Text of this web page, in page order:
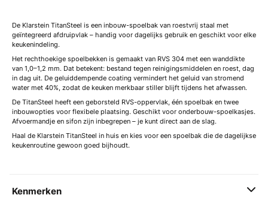
De Klarstein TitanSteel is een inbouw-spoelbak van roestvrij staal met
geïntegreerd afdruipvlak – handig voor dagelijks gebruik en geschikt voor elke
keukenindeling.
Het rechthoekige spoelbekken is gemaakt van RVS 304 met een wanddikte
van 1,0–1,2 mm. Dat betekent: bestand tegen reinigingsmiddelen en roest, dag
in dag uit. De geluiddempende coating vermindert het geluid van stromend
water met 40%, zodat de keuken merkbaar stiller blijft tijdens het afwassen.
De TitanSteel heeft een geborsteld RVS-oppervlak, één spoelbak en twee
inbouwopties voor flexibele plaatsing. Geschikt voor onderbouw-spoelkasjes.
Afvoermandje en sifon zijn inbegrepen – je kunt direct aan de slag.
Haal de Klarstein TitanSteel in huis en kies voor een spoelbak die de dagelijkse
keukenroutine gewoon goed bijhoudt.
Kenmerken